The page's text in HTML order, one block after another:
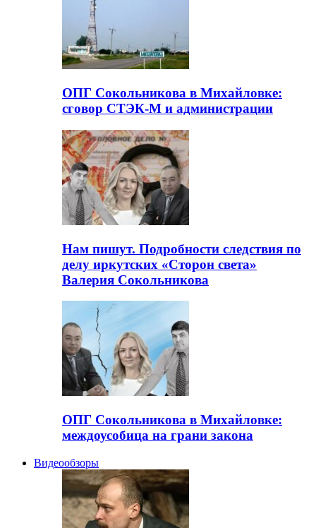
ОПГ Сокольникова в Михайловке:
сговор СТЭК-М и администрации
Нам пишут. Подробности следствия по
делу иркутских «Сторон света»
Валерия Сокольникова
ОПГ Сокольникова в Михайловке:
междоусобица на грани закона
Видеообзоры